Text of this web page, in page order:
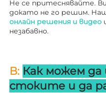
Не се притеснявайте.
онлайн решения и видео
незабавно.
В: Как можем да
стоките и да